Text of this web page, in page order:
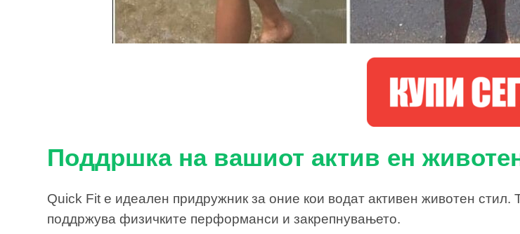
Поддршка на вашиот актив ен
Quick Fit е идеален придружник за оние кои водат активен животен стил.
поддржува физичките перформанси и закрепнувањето.